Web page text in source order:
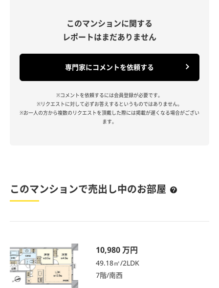
このマンションに関する
レポートはまだありません
専門家にコメントを依頼する
※コメントを依頼するには会員登録が必要です。
※リクエストに対して必ずお答えするというものではありません。
※お一人の方から複数のリクエストを頂戴した際には掲載が遅くなる場合がござい
ます。
このマンションで売出し中のお部屋
10,980 万円
49.18㎡/2LDK
7階/南西